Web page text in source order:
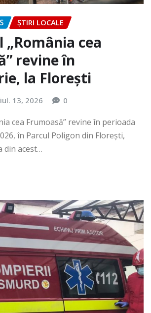
ȘTIRI LOCALE
„România cea
revine în
la Florești
iul. 13, 2026 0
cea Frumoasă” revine în perioada
în Parcul Poligon din Floreşti,
din acest…